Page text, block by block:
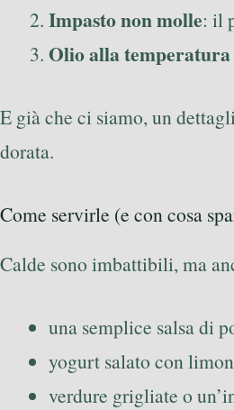
Impasto non molle: il
Olio alla temperatura
E già che ci siamo, un
dorata.
Come servirle (e con cosa
Calde sono imbattibili, ma
una semplice salsa di
yogurt salato con
verdure grigliate o